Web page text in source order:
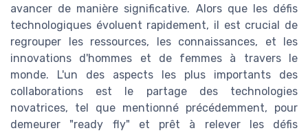
avancer de manière significative. Alors que les défis
technologiques évoluent rapidement, il est crucial de
regrouper les ressources, les connaissances, et les
innovations d'hommes et de femmes à travers le
monde. L'un des aspects les plus importants des
collaborations est le partage des technologies
novatrices, tel que mentionné précédemment, pour
demeurer "ready fly" et prêt à relever les défis